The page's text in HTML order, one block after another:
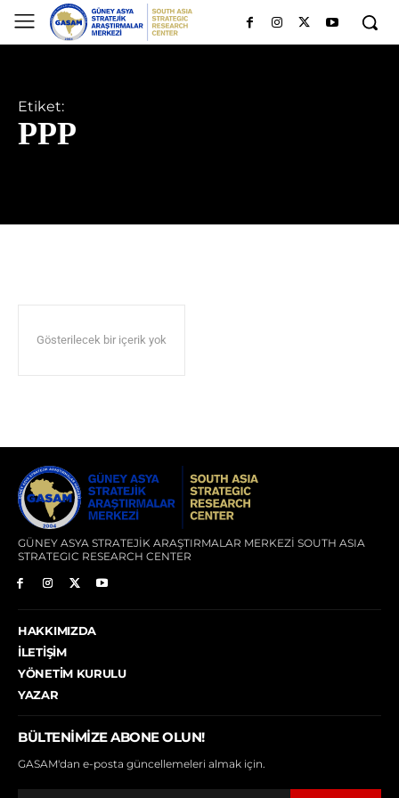
Etiket:
PPP
Gösterilecek bir içerik yok
GÜNEY ASYA STRATEJİK ARAŞTIRMALAR MERKEZİ SOUTH ASIA
STRATEGIC RESEARCH CENTER
HAKKIMIZDA
İLETIŞIM
YÖNETIM KURULU
YAZAR
BÜLTENIMIZE ABONE OLUN!
GASAM'dan e-posta güncellemeleri almak için.